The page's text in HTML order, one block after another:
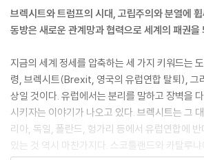
로 미국의 114퍼센트가 됐다. 그다음 5년 동안에
격하게 오를 것으로 전망된다.
도 변화를 가져오고 있다. 예를 들어 베이징의 한
더 늘어날 것으로 내다보고 프랑스 중부에 3000
중국 전역에 1000여 개의 불랑주리
을 세워놓고 거기에 밀가루를 공급하기 위한 것
아하는 중국인의 입맛이 변할 것이라는 예상이다
은 엄청나다”라고 이 사업가 후커친(胡克勤)은
… 더욱이 보르도의 유명 포도원 대부분이 지난
브렉시트와 트럼프의 시대, 고립주의와 분열에
동방은 새로운 관계망과 협력으로 세계의 패권을
지금의 세계 정세를 압축하는 세 가지 키워드는
령, 브렉시트(Brexit, 영국의 유럽연합 탈퇴), 그
상일 것이다. 유럽에서는 분리를 말하고 장벽을
시키자는 이야기가 나오고 있다. 브렉시트는 그
리아, 독일, 폴란드, 헝가리 등에서 유럽연합에
있는 것 역시 마찬가지다. 스코틀랜드와 카탈루